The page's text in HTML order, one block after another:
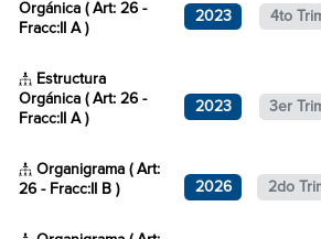
Orgánica ( Art: 26 -
Fracc:II A )
2023 4to
Estructura
Orgánica ( Art: 26 -
Fracc:II A )
2023 3er
Organigrama ( Art:
26 - Fracc:II B )
2026 2do